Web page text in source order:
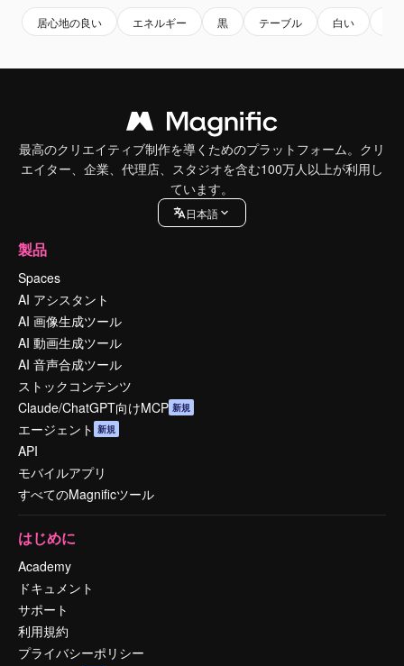
居心地の良い エネルギー 黒 テーブル 白い
最高のクリエイティブ制作を導くためのプラットフォーム。クリ
エイター、企業、代理店、スタジオを含む100万人以上が利用し
ています。
日本語
製品
Spaces
AI アシスタント
AI 画像生成ツール
AI 動画生成ツール
AI 音声合成ツール
ストックコンテンツ
Claude/ChatGPT向けMCP 新規
エージェント 新規
API
モバイルアプリ
すべてのMagnificツール
はじめに
Academy
ドキュメント
サポート
利用規約
プライバシーポリシー